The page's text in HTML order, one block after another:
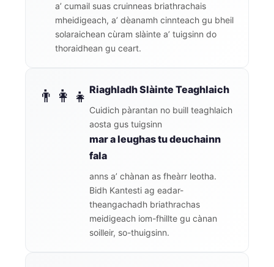
a’ cumail suas cruinneas briathrachais
mheidigeach, a’ dèanamh cinnteach gu bheil
solaraichean cùram slàinte a’ tuigsinn do
thoraidhean gu ceart.
👨‍👩‍👧 Riaghladh Slàinte Teaghlaich
Cuidich pàrantan no buill teaghlaich
aosta gus tuigsinn
mar a leughas tu deuchainn
fala
anns a’ chànan as fheàrr leotha.
Bidh Kantesti ag eadar-
theangachadh briathrachas
meidigeach iom-fhillte gu cànan
soilleir, so-thuigsinn.